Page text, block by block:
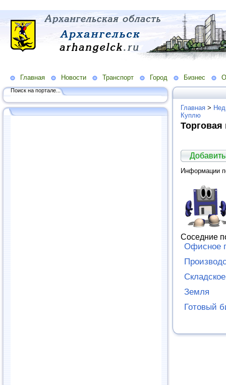
Главная Новости Транспорт Город Бизнес
Поиск на портале...
Главная >
Куплю
Информации
Соседние
Офисное
Земля
Готовый